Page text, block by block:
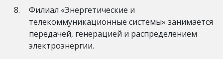
Филиал «Энергетические и
телекоммуникационные системы» занимается
передачей, генерацией и распределением
электроэнергии.